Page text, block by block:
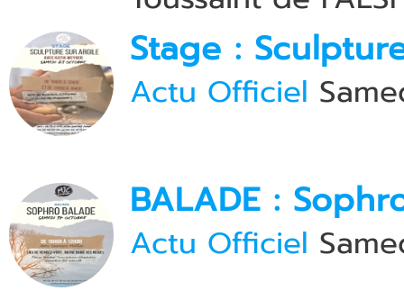
Stage :
Actu Officiel
BALADE :
Actu Officiel